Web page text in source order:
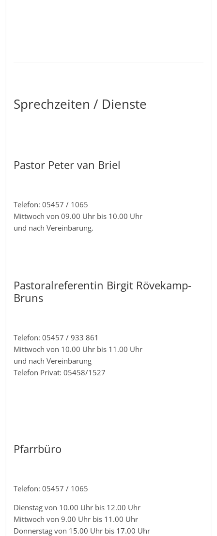
Sprechzeiten / Dienste
Pastor Peter van Briel
Telefon: 05457 / 1065
Mittwoch von 09.00 Uhr bis 10.00 Uhr
und nach Vereinbarung.
Pastoralreferentin Birgit Rövekamp-
Bruns
Telefon: 05457 / 933 861
Mittwoch von 10.00 Uhr bis 11.00 Uhr
und nach Vereinbarung
Telefon Privat: 05458/1527
Pfarrbüro
Telefon: 05457 / 1065
Dienstag von 10.00 Uhr bis 12.00 Uhr
Mittwoch von 9.00 Uhr bis 11.00 Uhr
Donnerstag von 15.00 Uhr bis 17.00 Uhr